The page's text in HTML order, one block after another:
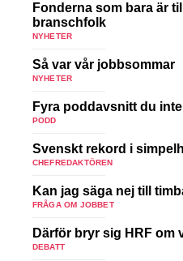
Fonderna som bara är
branschfolk
NYHETER
Så var vår jobbsommar
NYHETER
Fyra poddavsnitt du
PODD
Svenskt rekord i
CHEFREDAKTÖREN
Kan jag säga nej till
FRÅGA OM JOBBET
Därför bryr sig HRF om
DEBATT